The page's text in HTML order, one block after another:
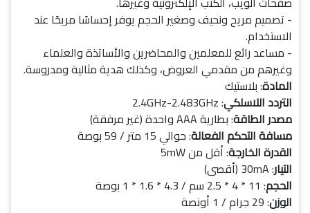
- تصميم مريح ونحيف وصغير الحجم يوفر إحساسًا مريحًا عند
الاستخدام.
- مساعد رائع للمعلمين والمحاضرين والأساتذة والعلماء
وغيرهم من مقدمي العروض، وكذلك هدية مثالية ومدروسة.
المادة: بلاستيك
التردد اللاسلكي: 2.4GHz-2.483GHz
مصدر الطاقة: بطارية AAA واحدة (غير مرفقة)
مسافة التحكم الفعالة: حوالي 15 متر / 59 بوصة
القدرة الخارجة: أقل من 5mW
التيار: 30mA (أقصى)
الحجم: 11 * 4 * 2.5 سم / 4.3 * 1.6 * 1 بوصة
الوزن: 29 جرام / 1 أونصة